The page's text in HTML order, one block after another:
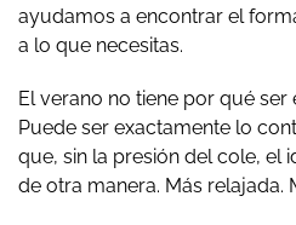
ayudamos a encontrar el
a lo que necesitas.
El verano no tiene por qué ser
Puede ser exactamente lo
que, sin la presión del cole, el
de otra manera. Más relajada.